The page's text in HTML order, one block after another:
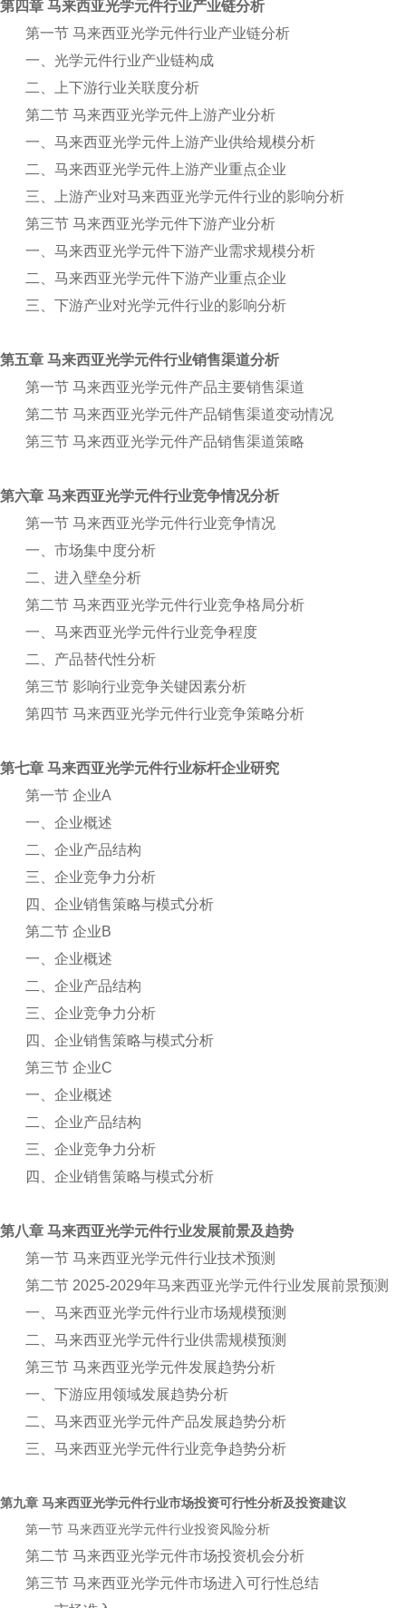
第四章 马来西亚光学元件行业产业链分析
第一节 马来西亚光学元件行业产业链分析
一、光学元件行业产业链构成
二、上下游行业关联度分析
第二节 马来西亚光学元件上游产业分析
一、马来西亚光学元件上游产业供给规模分析
二、马来西亚光学元件上游产业重点企业
三、上游产业对马来西亚光学元件行业的影响分析
第三节 马来西亚光学元件下游产业分析
一、马来西亚光学元件下游产业需求规模分析
二、马来西亚光学元件下游产业重点企业
三、下游产业对光学元件行业的影响分析
第五章 马来西亚光学元件行业销售渠道分析
第一节 马来西亚光学元件产品主要销售渠道
第二节 马来西亚光学元件产品销售渠道变动情况
第三节 马来西亚光学元件产品销售渠道策略
第六章 马来西亚光学元件行业竞争情况分析
第一节 马来西亚光学元件行业竞争情况
一、市场集中度分析
二、进入壁垒分析
第二节 马来西亚光学元件行业竞争格局分析
一、马来西亚光学元件行业竞争程度
二、产品替代性分析
第三节 影响行业竞争关键因素分析
第四节 马来西亚光学元件行业竞争策略分析
第七章 马来西亚光学元件行业标杆企业研究
第一节 企业A
一、企业概述
二、企业产品结构
三、企业竞争力分析
四、企业销售策略与模式分析
第二节 企业B
一、企业概述
二、企业产品结构
三、企业竞争力分析
四、企业销售策略与模式分析
第三节 企业C
一、企业概述
二、企业产品结构
三、企业竞争力分析
四、企业销售策略与模式分析
第八章 马来西亚光学元件行业发展前景及趋势
第一节 马来西亚光学元件行业技术预测
第二节 2025-2029年马来西亚光学元件行业发展前景预测
一、马来西亚光学元件行业市场规模预测
二、马来西亚光学元件行业供需规模预测
第三节 马来西亚光学元件发展趋势分析
一、下游应用领域发展趋势分析
二、马来西亚光学元件产品发展趋势分析
三、马来西亚光学元件行业竞争趋势分析
第九章 马来西亚光学元件行业市场投资可行性分析及投资建议
第一节 马来西亚光学元件行业投资风险分析
第二节 马来西亚光学元件市场投资机会分析
第三节 马来西亚光学元件市场进入可行性总结